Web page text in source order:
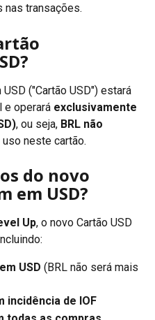
nas transações.
("Cartão USD") estará
e operará exclusivamente
, ou seja, BRL não
uso neste cartão.
do novo
em USD?
Up, o novo Cartão USD
USD (BRL não será mais
incidência de IOF